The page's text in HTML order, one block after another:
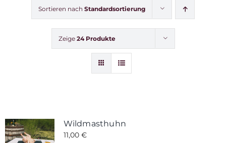
Sortieren nach Standardsortierung
Zeige 24 Produkte
Wildmasthuhn
11,00 €